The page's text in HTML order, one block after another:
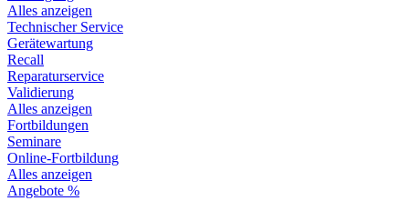
Alles anzeigen
Technischer Service
Gerätewartung
Recall
Reparaturservice
Validierung
Alles anzeigen
Fortbildungen
Seminare
Online-Fortbildung
Alles anzeigen
Angebote %